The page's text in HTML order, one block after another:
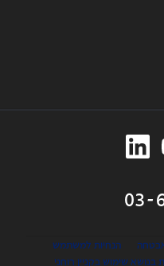
03-
הנחיות למשתמש
בנושא שימוש בקניין רוחני